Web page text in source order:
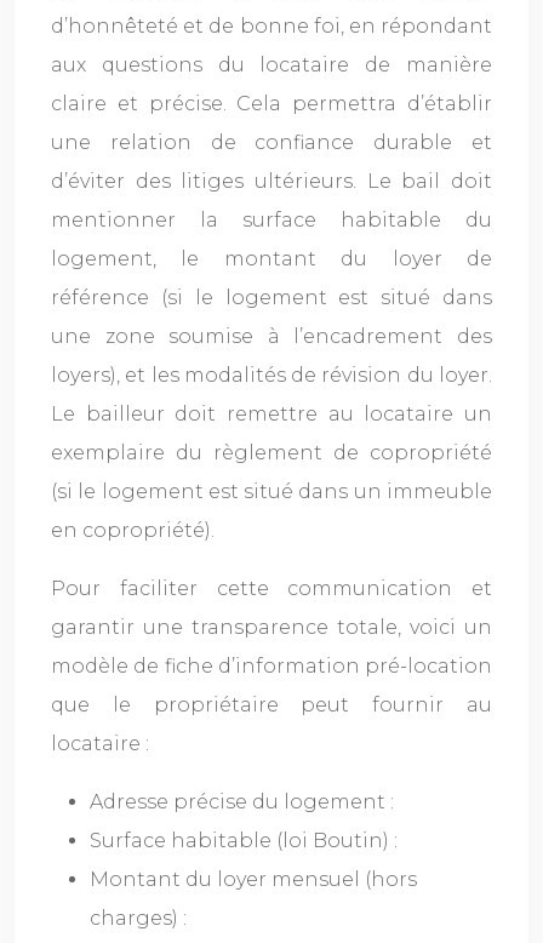
d’honnêteté et de bonne foi, en répondant
aux questions du locataire de manière
claire et précise. Cela permettra d’établir
une relation de confiance durable et
d’éviter des litiges ultérieurs. Le bail doit
mentionner la surface habitable du
logement, le montant du loyer de
référence (si le logement est situé dans
une zone soumise à l’encadrement des
loyers), et les modalités de révision du loyer.
Le bailleur doit remettre au locataire un
exemplaire du règlement de copropriété
(si le logement est situé dans un immeuble
en copropriété).
Pour faciliter cette communication et
garantir une transparence totale, voici un
modèle de fiche d’information pré-location
que le propriétaire peut fournir au
locataire :
Adresse précise du logement :
Surface habitable (loi Boutin) :
Montant du loyer mensuel (hors
charges) :